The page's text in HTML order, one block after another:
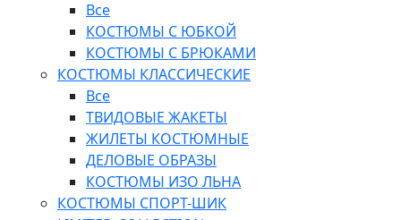
Все
КОСТЮМЫ С ЮБКОЙ
КОСТЮМЫ С БРЮКАМИ
КОСТЮМЫ КЛАССИЧЕСКИЕ
Все
ТВИДОВЫЕ ЖАКЕТЫ
ЖИЛЕТЫ КОСТЮМНЫЕ
ДЕЛОВЫЕ ОБРАЗЫ
КОСТЮМЫ ИЗО ЛЬНА
КОСТЮМЫ СПОРТ-ШИК